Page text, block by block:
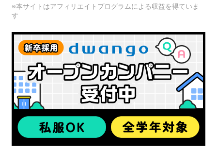
※本サイトはアフィリエイトプログラムによる収益を得ていま
す